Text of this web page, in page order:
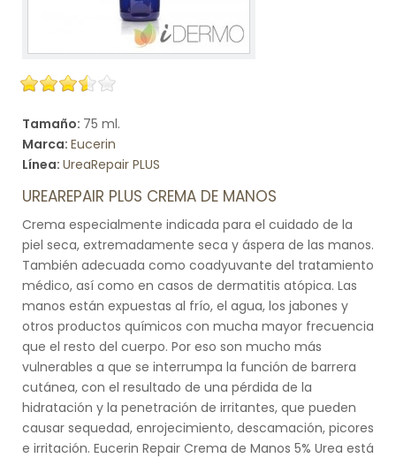
Tamaño: 75 ml.
Marca: Eucerin
Línea: UreaRepair PLUS
UREAREPAIR PLUS CREMA DE MANOS
Crema especialmente indicada para el cuidado de la
piel seca, extremadamente seca y áspera de las manos.
También adecuada como coadyuvante del tratamiento
médico, así como en casos de dermatitis atópica. Las
manos están expuestas al frío, el agua, los jabones y
otros productos químicos con mucha mayor frecuencia
que el resto del cuerpo. Por eso son mucho más
vulnerables a que se interrumpa la función de barrera
cutánea, con el resultado de una pérdida de la
hidratación y la penetración de irritantes, que pueden
causar sequedad, enrojecimiento, descamación, picores
e irritación. Eucerin Repair Crema de Manos 5% Urea está